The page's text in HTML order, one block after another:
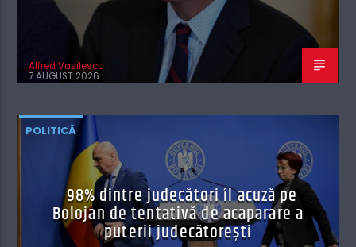
Alfred Vasilescu
7 AUGUST 2026
POLITICĂ
98% dintre judecători îl acuză pe
Bolojan de tentativă de acaparare a
puterii judecătorești